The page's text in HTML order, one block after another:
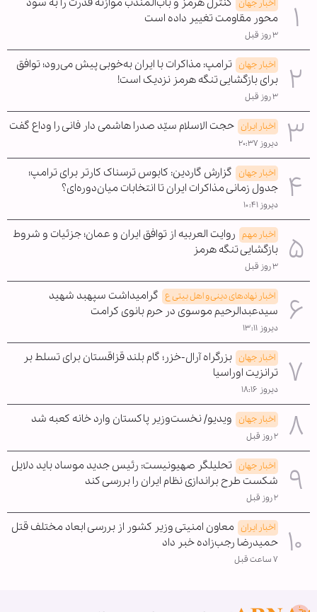
اخبار جهان
محور مقاومت تغییر داده است
۳ روز قبل
اخبار جهان ترامپ: مذاکرات با ایران به‌خوبی پیش می‌رود؛ توافق
برای بازگشایی تنگه هرمز نزدیک است!
۳ روز قبل
اخبار ایران حجت الاسلام سیّد صدرا هاشمی دار فانی را وداع گفت
دیروز ۲۰:۳۷
اخبار جهان گزارش گاردین: کابوس ترسناک کارتر برای ترامپ؛
جدول زمانی مذاکرات ایران تا انتخابات میان‌دوره‌ای؟
دیروز ۱۰:۴۱
اخبار مهم روایت العربیه از توافق ایران و عمان؛ جزئیات و شروط
بازگشایی تنگه هرمز
۳ روز قبل
اخبار نهادهای دینی و اهل بیتی ع گرامیداشت سپهبد شهید
سیدعبدالرحیم موسوی در حرم بانوی کرامت
دیروز ۱۳:۱۱
اخبار جهان بزرگراه آرال-خزر؛ گام بلند قزاقستان برای تسلط بر
ترانزیت اوراسیا
دیروز ۱۸:۱۶
اخبار جهان ویدیو/ نخست‌وزیر پاکستان وارد خانه کعبه شد
۲ روز قبل
اخبار جهان تحلیلگر صهیونیست: رئیس جدید موساد باید دلایل
شکست طرح براندازی نظام ایران را بررسی کند
۲ روز قبل
اخبار ایران معاون امنیتی وزیر کشور از بررسی ابعاد مختلف قتل
حمیدرضا رجب‌زاده خبر داد
۷ ساعت قبل